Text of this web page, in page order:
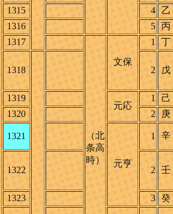
1315
4 乙
1316
5 丙
1317
（北
条高
時）
文保
1 丁
1318 2 戊
1319
元応
1 己
1320
2 庚
1321
元亨
1 辛
1322 2 壬
1323 3 癸